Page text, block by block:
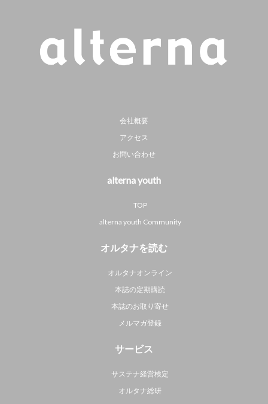
会社概要
アクセス
お問い合わせ
alterna youth
TOP
alterna youth Community
オルタナを読む
オルタナオンライン
本誌の定期購読
本誌のお取り寄せ
メルマガ登録
サービス
サステナ経営検定
オルタナ総研